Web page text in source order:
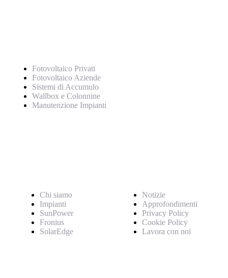
Fotovoltaico Privati
Fotovoltaico Aziende
Sistemi di Accumulo
Wallbox e Colonnine
Manutenzione Impianti
Chi siamo
Impianti
SunPower
Fronius
SolarEdge
Notizie
Approfondimenti
Privacy Policy
Cookie Policy
Lavora con noi